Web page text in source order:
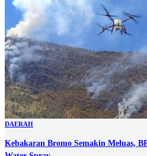
DAERAH
Kebakaran Bromo Semakin Meluas,